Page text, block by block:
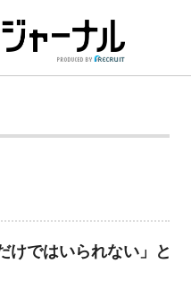
けではいられない」と